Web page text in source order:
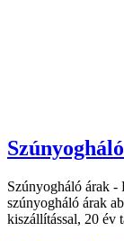
Szúnyogháló árak -
szúnyogháló árak
kiszállítással, 20 év